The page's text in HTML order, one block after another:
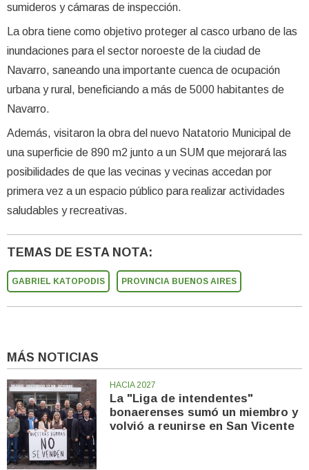
sumideros y cámaras de inspección.
La obra tiene como objetivo proteger al casco urbano de las
inundaciones para el sector noroeste de la ciudad de
Navarro, saneando una importante cuenca de ocupación
urbana y rural, beneficiando a más de 5000 habitantes de
Navarro.
Además, visitaron la obra del nuevo Natatorio Municipal de
una superficie de 890 m2 junto a un SUM que mejorará las
posibilidades de que las vecinas y vecinas accedan por
primera vez a un espacio público para realizar actividades
saludables y recreativas.
TEMAS DE ESTA NOTA:
GABRIEL KATOPODIS PROVINCIA BUENOS AIRES
MÁS NOTICIAS
HACIA 2027
La "Liga de intendentes"
bonaerenses sumó un miembro y
volvió a reunirse en San Vicente